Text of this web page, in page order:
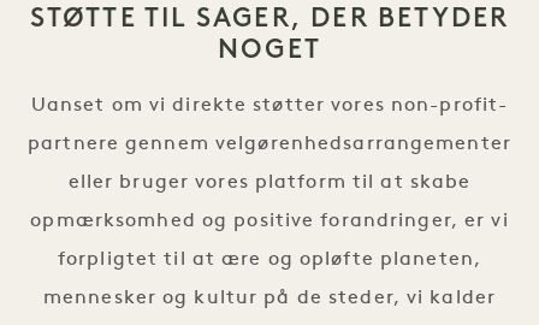
STØTTE TIL SAGER, DER BETYDER
NOGET
Uanset om vi direkte støtter vores non-profit-
partnere gennem velgørenhedsarrangementer
eller bruger vores platform til at skabe
opmærksomhed og positive forandringer, er vi
forpligtet til at ære og opløfte planeten,
mennesker og kultur på de steder, vi kalder